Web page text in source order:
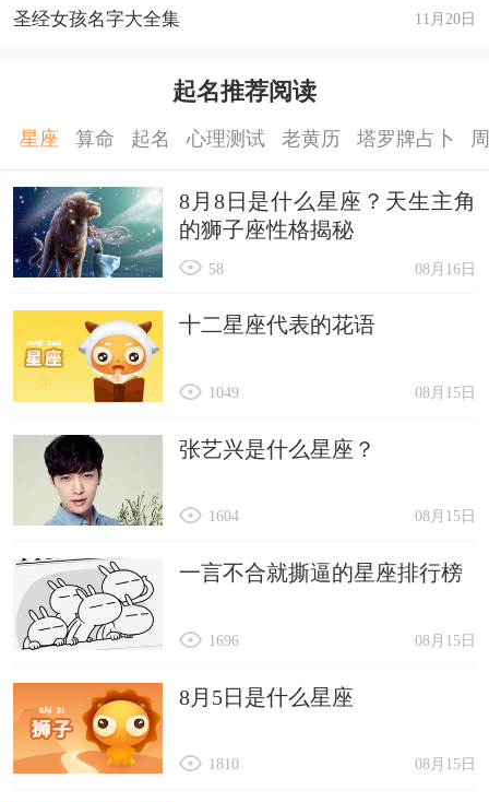
11月20日
圣经女孩名字大全集
起名推荐阅读
星座 算命 起名 心理测试 老黄历 塔罗牌占卜
8月8日是什么星座？天生主角
的狮子座性格揭秘
08月16日
58
十二星座代表的花语
08月15日
1049
张艺兴是什么星座？
08月15日
1604
一言不合就撕逼的星座排行榜
08月15日
1696
8月5日是什么星座
08月15日
1810